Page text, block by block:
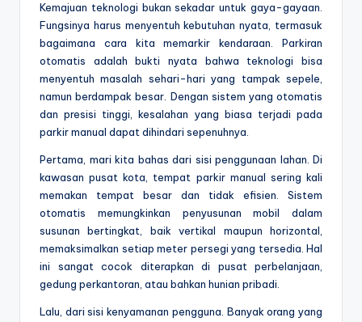
Kemajuan teknologi bukan sekadar untuk gaya-gayaan.
Fungsinya harus menyentuh kebutuhan nyata, termasuk
bagaimana cara kita memarkir kendaraan. Parkiran
otomatis adalah bukti nyata bahwa teknologi bisa
menyentuh masalah sehari-hari yang tampak sepele,
namun berdampak besar. Dengan sistem yang otomatis
dan presisi tinggi, kesalahan yang biasa terjadi pada
parkir manual dapat dihindari sepenuhnya.
Pertama, mari kita bahas dari sisi penggunaan lahan. Di
kawasan pusat kota, tempat parkir manual sering kali
memakan tempat besar dan tidak efisien. Sistem
otomatis memungkinkan penyusunan mobil dalam
susunan bertingkat, baik vertikal maupun horizontal,
memaksimalkan setiap meter persegi yang tersedia. Hal
ini sangat cocok diterapkan di pusat perbelanjaan,
gedung perkantoran, atau bahkan hunian pribadi.
Lalu, dari sisi kenyamanan pengguna. Banyak orang yang